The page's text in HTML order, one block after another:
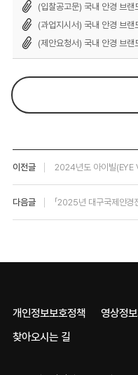
(입찰공고문) 국내 안경 브
(과업지시서) 국내 안경 브
(제안요청서) 국내 안경 브
이전글 2024년도 아이빌(EYE
다음글
개인정보보호정책
영상정
찾아오시는 길